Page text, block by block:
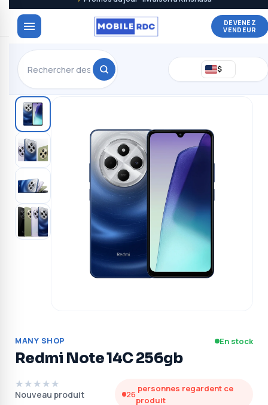
DEVENEZ
VENDEUR
$
MANY SHOP En stock
Redmi Note 14C 256gb
★★★★★
Nouveau produit 26
personnes regardent ce
produit